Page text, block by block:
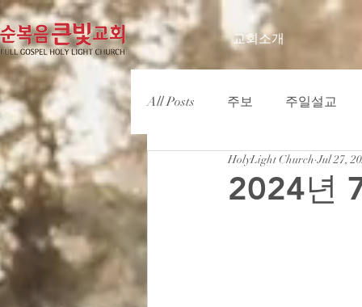
교회소개
All Posts 주보 주일설교
2024년
HolyLight Church Jul 27,